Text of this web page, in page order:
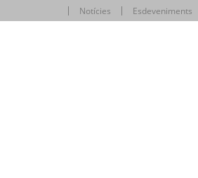
Notícies Esdeveniments